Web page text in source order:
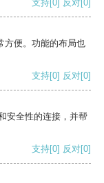
支持[0] 反对[0]
方便。功能的布局也
支持[0] 反对[0]
安全性的连接，并帮
支持[0] 反对[0]